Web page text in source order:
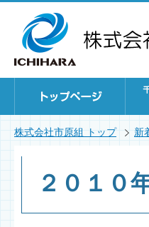
株式会社市原組 トップ 新
２０１０